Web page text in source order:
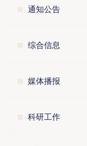
通知公告
综合信息
媒体播报
科研工作